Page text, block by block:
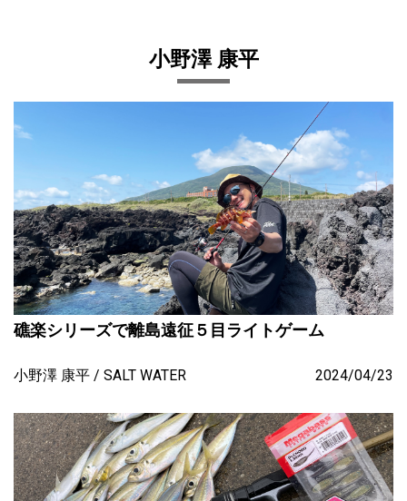
小野澤 康平
礁楽シリーズで離島遠征５目ライトゲーム
小野澤 康平 SALT WATER 2024/04/23